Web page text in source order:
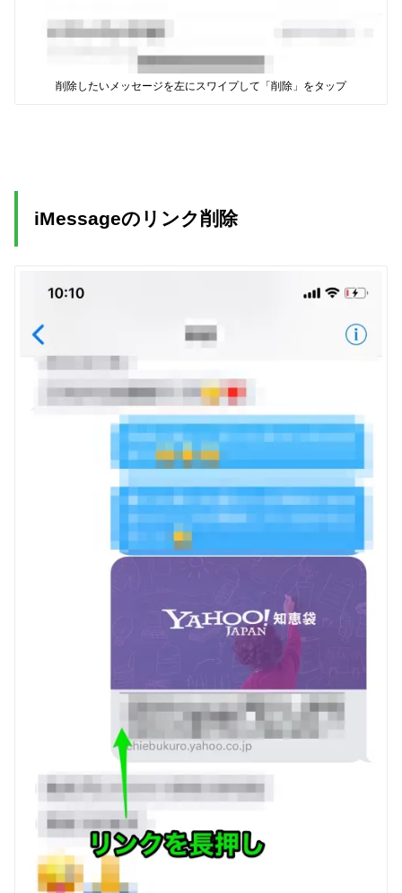
削除したいメッセージを左にスワイプして「削除」をタップ
iMessageのリンク削除